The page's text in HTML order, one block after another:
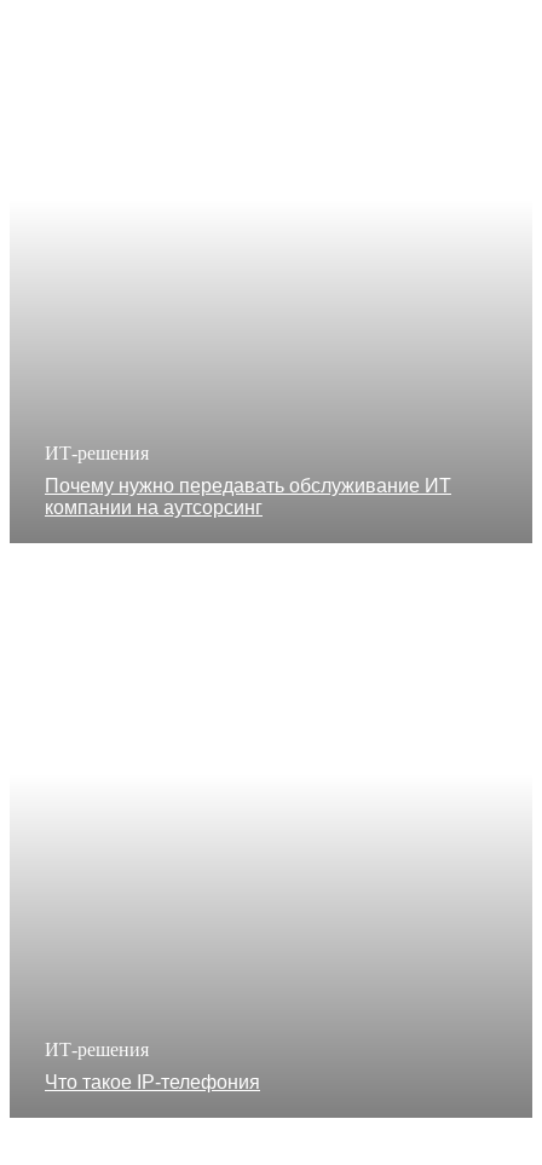
ИТ-решения
Почему нужно передавать обслуживание ИТ
компании на аутсорсинг
ИТ-решения
Что такое IP-телефония